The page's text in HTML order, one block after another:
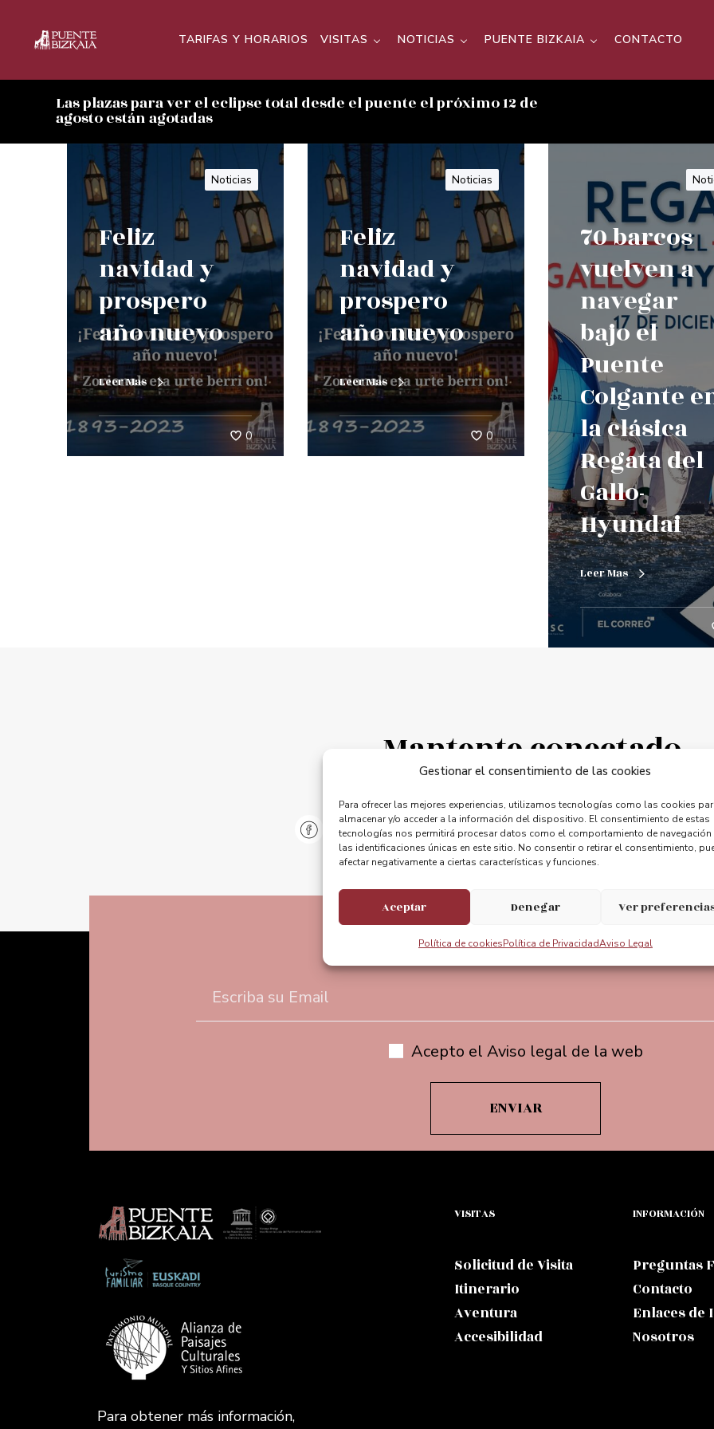
Gestionar el consentimiento de las cookies
Para ofrecer las mejores experiencias, utilizamos tecnologías como las cookies
almacenar y/o acceder a la información del dispositivo. El consentimiento de estas
tecnologías nos permitirá procesar datos como el comportamiento de navegación
las identificaciones únicas en este sitio. No consentir o retirar el consentimiento,
afectar negativamente a ciertas características y funciones.
Aceptar Denegar Ver
Política de cookiesPolítica de PrivacidadAviso Legal
TARIFAS Y HORARIOS VISITAS NOTICIAS PUENTE BIZKAIA CONTACTO
Las plazas para ver el eclipse total desde el puente el próximo 12 de
agosto están agotadas
Noticias
Feliz
navidad y
prospero
año nuevo
Leer Mas
0
Noticias
Feliz
navidad y
prospero
año nuevo
Leer Mas
0
70 barcos
vuelven a
navegar
bajo el
Puente
Colgante
la clásica
Regata del
Gallo-
Hyundai
Leer Mas
Mantente conectado.
Apreciamos tu opinión
@puentebizkaia @puente_bizkaia
Suscríbete a nuestra newsletter
Acepto el Aviso legal de la web
Para obtener más información,
VISITAS
Solicitud de Visita
Itinerario
Aventura
Accesibilidad
INFORMACIÓN
Preguntas
Contacto
Enlaces de
Nosotros